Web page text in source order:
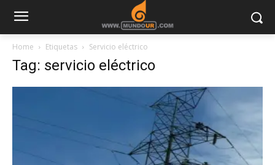
Home Etiquetas Servicio eléctrico
Tag: servicio eléctrico